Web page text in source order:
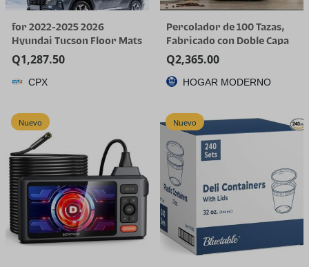
for 2022-2025 2026
Hyundai Tucson Floor Mats
(Gas Models Only) | All-
Weather TPE Car Mats &
Cargo Liner, Custom Fit for
Q1,287.50
CPX
Percolador de 100 Tazas,
Fabricado con Doble Capa
de Acero Inoxidable
Q2,365.00
HOGAR MODERNO
Nuevo Nuevo